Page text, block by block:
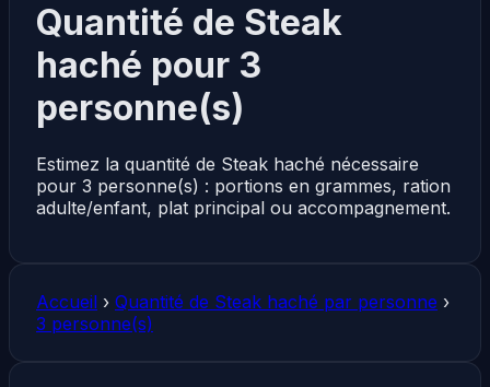
Quantité de Steak
haché pour 3
personne(s)
Estimez la quantité de Steak haché nécessaire
pour 3 personne(s) : portions en grammes, ration
adulte/enfant, plat principal ou accompagnement.
Accueil › Quantité de Steak haché par personne ›
3 personne(s)